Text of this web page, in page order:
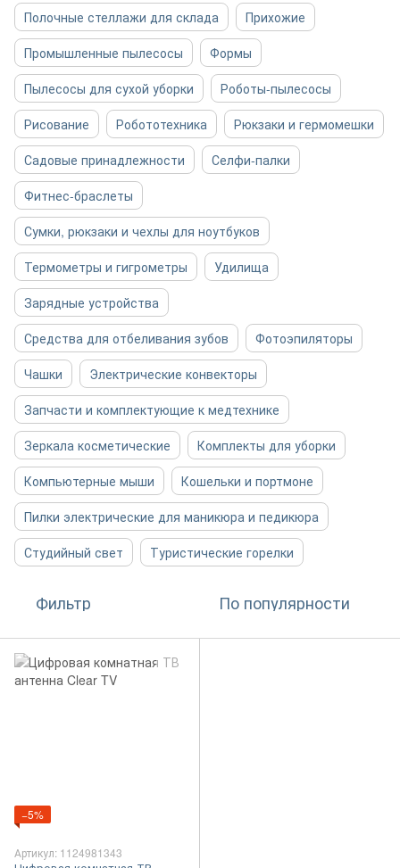
Полочные стеллажи для склада
Прихожие
Промышленные пылесосы
Формы
Пылесосы для сухой уборки
Роботы-пылесосы
Рисование
Робототехника
Рюкзаки и гермомешки
Садовые принадлежности
Селфи-палки
Фитнес-браслеты
Сумки, рюкзаки и чехлы для ноутбуков
Термометры и гигрометры
Удилища
Зарядные устройства
Средства для отбеливания зубов
Фотоэпиляторы
Чашки
Электрические конвекторы
Запчасти и комплектующие к медтехнике
Зеркала косметические
Комплекты для уборки
Компьютерные мыши
Кошельки и портмоне
Пилки электрические для маникюра и педикюра
Студийный свет
Туристические горелки
Фильтр По популярности
−5%
Артикул: 1124981343